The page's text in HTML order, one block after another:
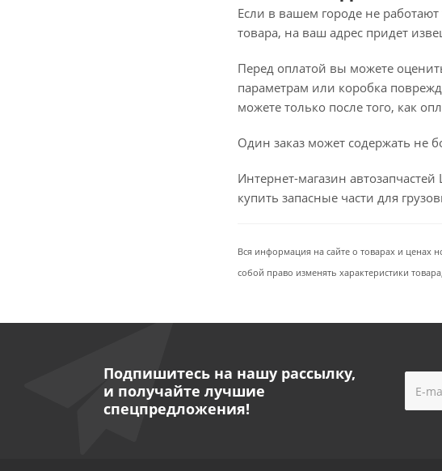
Если в вашем городе не
товара, на ваш адрес придет
Перед оплатой вы можете
параметрам или коробка
можете только после того, как
Один заказ может содержать не
Интернет-магазин
купить запасные части для
Вся информация на сайте о товарах и ценах
собой право изменять характеристики
Подпишитесь на нашу рассылку,
и получайте лучшие
спецпредложения!